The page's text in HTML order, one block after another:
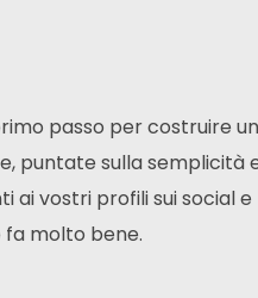
passo per costruire un
puntate sulla semplicità
ai vostri profili sui social e
fa molto bene.